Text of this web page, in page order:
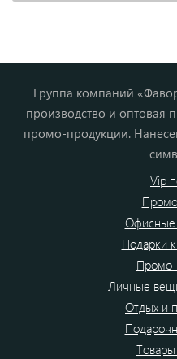
Группа компаний
производство и оптовая
промо-продукции.
Vip
Офисные
Подарки
Личные
Отдых и